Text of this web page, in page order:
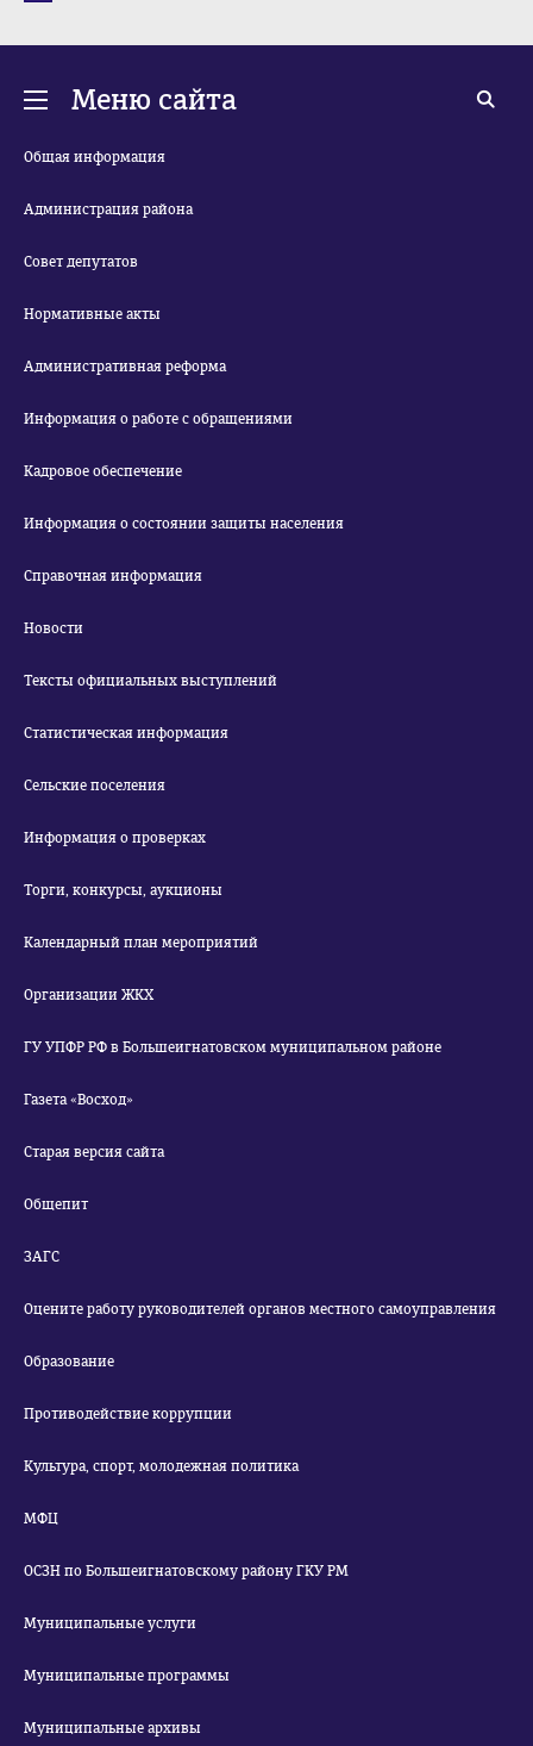
Меню сайта
Общая информация
Администрация района
Совет депутатов
Нормативные акты
Административная реформа
Информация о работе с обращениями
Кадровое обеспечение
Информация о состоянии защиты населения
Справочная информация
Новости
Тексты официальных выступлений
Статистическая информация
Сельские поселения
Информация о проверках
Торги, конкурсы, аукционы
Календарный план мероприятий
Организации ЖКХ
ГУ УПФР РФ в Большеигнатовском муниципальном районе
Газета «Восход»
Старая версия сайта
Общепит
ЗАГС
Оцените работу руководителей органов местного самоуправления
Образование
Противодействие коррупции
Культура, спорт, молодежная политика
МФЦ
ОСЗН по Большеигнатовскому району ГКУ РМ
Муниципальные услуги
Муниципальные программы
Муниципальные архивы